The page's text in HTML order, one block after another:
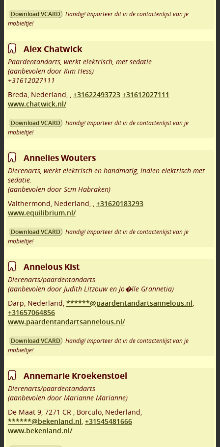
Download VCARD
Handig! Importeer dit in de contactenlijst van je
mobieltje!
Alex Chatwick
Paardentandarts, werkt elektrisch, met sedatie
(aanbevolen door Kim Hess)
+31612027111
Breda Nederland, +31622493723 +31612027111
www.chatwick.nl/
Download VCARD
Handig! Importeer dit in de contactenlijst van je
mobieltje!
Annelies Wouters
Dierenarts, werkt elektrisch en handmatig, indien elektrisch met
sedatie.
(aanbevolen door Scm Habraken)
Valthermond Nederland,
+31620183293
www.equilibrium.nl/
Download VCARD
Handig! Importeer dit in de contactenlijst van je
mobieltje!
Annelous Kist
Dierenarts/paardentandarts
(aanbevolen door Judith Litzouw en Jo�lle Grannetia)
Darp Nederland, ******@paardentandartsannelous.nl
+31657064856
www.paardentandartsannelous.nl/
Download VCARD
Handig! Importeer dit in de contactenlijst van je
mobieltje!
Annemarie Kroekenstoel
Dierenarts/paardentandarts
(aanbevolen door Marianne Marianne)
De Maat 9 7271 CR Borculo Nederland,
******@bekenland.nl +31545481666
www.bekenland.nl/